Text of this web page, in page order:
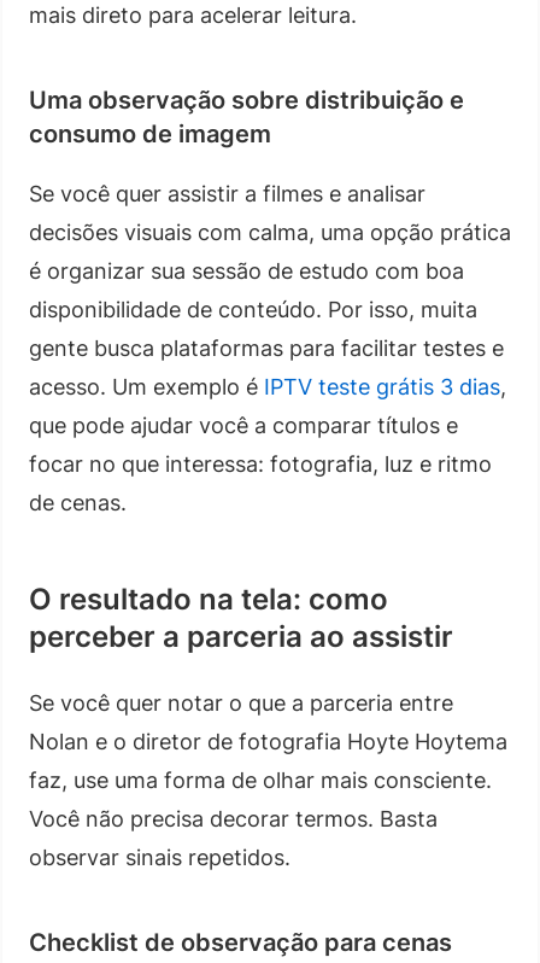
mais direto para acelerar leitura.
Uma observação sobre distribuição e
consumo de imagem
Se você quer assistir a filmes e analisar
decisões visuais com calma, uma opção prática
é organizar sua sessão de estudo com boa
disponibilidade de conteúdo. Por isso, muita
gente busca plataformas para facilitar testes e
acesso. Um exemplo é IPTV teste grátis 3 dias,
que pode ajudar você a comparar títulos e
focar no que interessa: fotografia, luz e ritmo
de cenas.
O resultado na tela: como
perceber a parceria ao assistir
Se você quer notar o que a parceria entre
Nolan e o diretor de fotografia Hoyte Hoytema
faz, use uma forma de olhar mais consciente.
Você não precisa decorar termos. Basta
observar sinais repetidos.
Checklist de observação para cenas